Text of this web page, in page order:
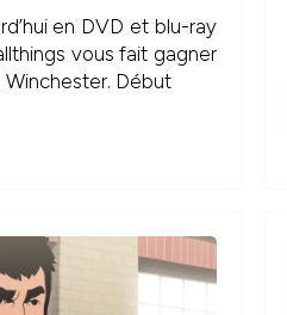
en DVD et blu-ray
vous fait gagner
Début